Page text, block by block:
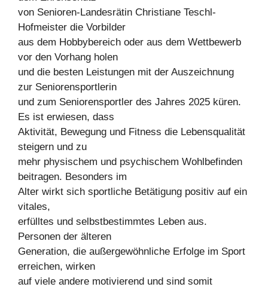
von Senioren-Landesrätin Christiane Teschl-
Hofmeister die Vorbilder
aus dem Hobbybereich oder aus dem Wettbewerb
vor den Vorhang holen
und die besten Leistungen mit der Auszeichnung
zur Seniorensportlerin
und zum Seniorensportler des Jahres 2025 küren.
Es ist erwiesen, dass
Aktivität, Bewegung und Fitness die Lebensqualität
steigern und zu
mehr physischem und psychischem Wohlbefinden
beitragen. Besonders im
Alter wirkt sich sportliche Betätigung positiv auf ein
vitales,
erfülltes und selbstbestimmtes Leben aus.
Personen der älteren
Generation, die außergewöhnliche Erfolge im Sport
erreichen, wirken
auf viele andere motivierend und sind somit